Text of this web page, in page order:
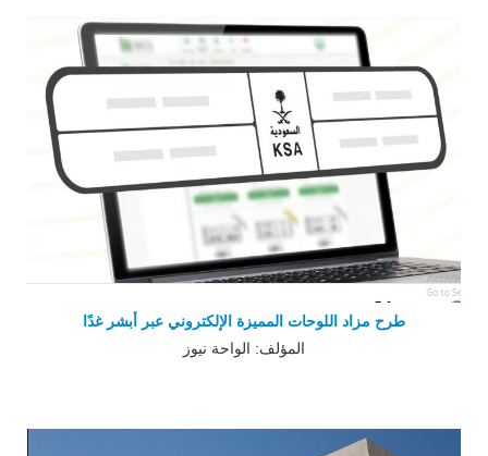
طرح مزاد اللوحات المميزة الإلكتروني عبر أبشر غدًا
المؤلف: الواحة نيوز